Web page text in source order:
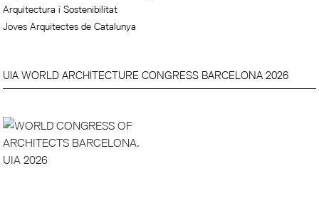
Arquitectura i Sostenibilitat
Joves Arquitectes de Catalunya
UIA WORLD ARCHITECTURE CONGRESS BARCELONA 2026